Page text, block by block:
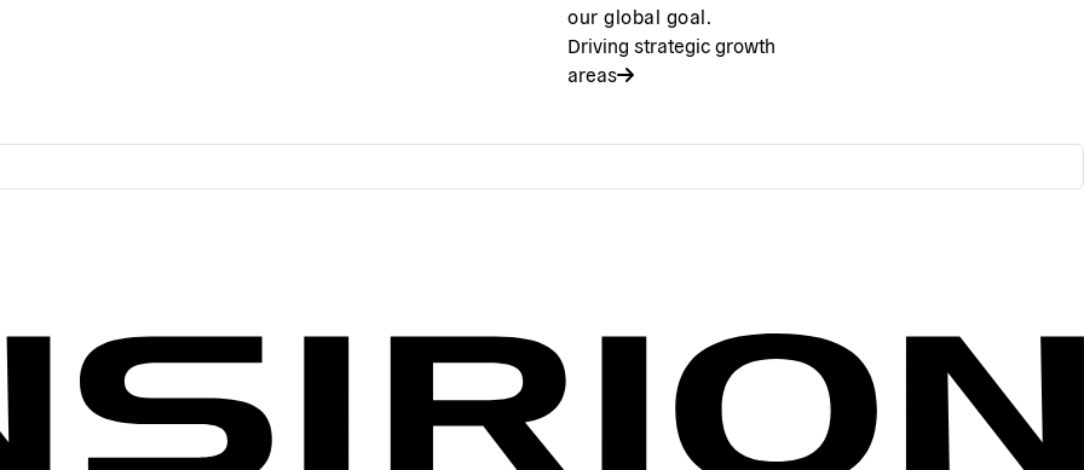
our global goal.
Driving strategic growth
areas